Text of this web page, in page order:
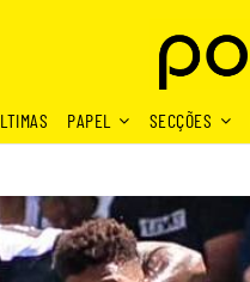
PAPEL SECÇÕES